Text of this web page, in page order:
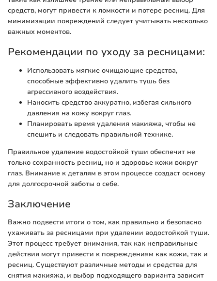
средств, могут привести к ломкости и потере ресниц. Для
минимизации повреждений следует учитывать несколько
важных моментов.
Рекомендации по уходу за ресницами:
Использовать мягкие очищающие средства,
способные эффективно удалить тушь без
агрессивного воздействия.
Наносить средство аккуратно, избегая сильного
давления на кожу вокруг глаз.
Планировать время удаления макияжа, чтобы не
спешить и следовать правильной технике.
Правильное удаление водостойкой туши обеспечит не
только сохранность ресниц, но и здоровье кожи вокруг
глаз. Внимание к деталям в этом процессе создаст основу
для долгосрочной заботы о себе.
Заключение
Важно подвести итоги о том, как правильно и безопасно
ухаживать за ресницами при удалении водостойкой туши.
Этот процесс требует внимания, так как неправильные
действия могут привести к повреждениям как кожи, так и
ресниц. Существуют различные методы и средства для
снятия макияжа, и выбор подходящего варианта зависит